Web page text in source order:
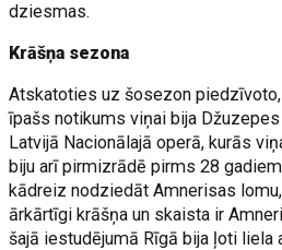
dziesmas.
Krāšņa sezona
Atskatoties uz šosezon piedzīvoto,
īpašs notikums viņai bija
Latvijā Nacionālajā operā, kurās
biju arī pirmizrādē pirms 28
kādreiz nodziedāt Amnerisas
ārkārtīgi krāšņa un skaista ir
šajā iestudējumā Rīgā bija ļoti liela